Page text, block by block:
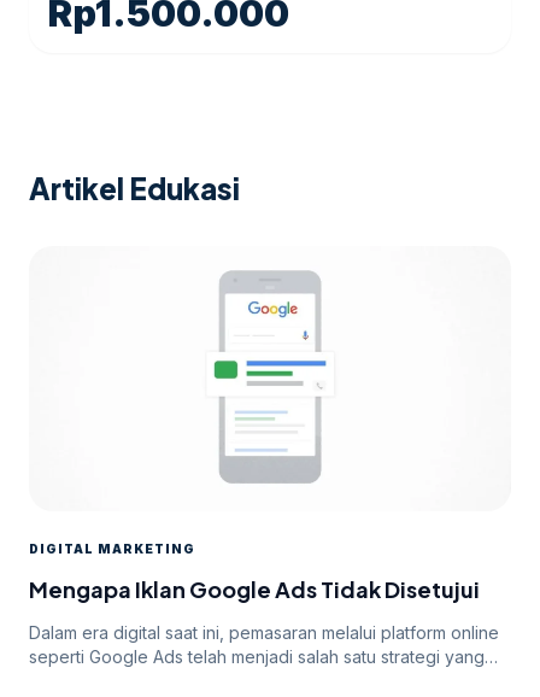
Rp1.500.000
Artikel Edukasi
DIGITAL MARKETING
Mengapa Iklan Google Ads Tidak Disetujui
Dalam era digital saat ini, pemasaran melalui platform online
seperti Google Ads telah menjadi salah satu strategi yang